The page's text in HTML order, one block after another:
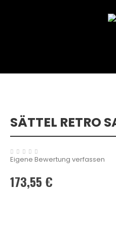
SÄTTEL RETRO
Eigene Bewertung verfassen
173,55 €